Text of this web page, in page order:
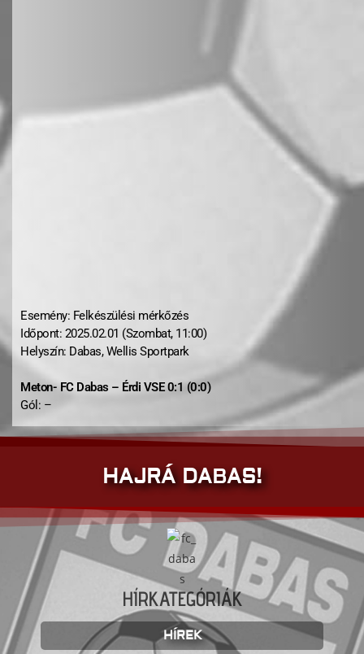
Esemény: Felkészülési mérkőzés
Időpont: 2025.02.01 (Szombat, 11:00)
Helyszín: Dabas, Wellis Sportpark
Meton- FC Dabas – Érdi VSE 0:1 (0:0)
Gól: –
HAJRÁ DABAS!
HÍRKATEGÓRIÁK
HÍREK